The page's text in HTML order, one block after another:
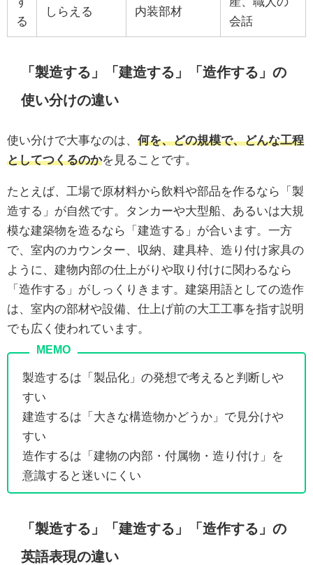
る
しらえる 内装部材
会話
「製造する」「建造する」「造作する」の
使い分けの違い
使い分けで大事なのは、 何を、どの規模で、どんな工程
としてつくるのかを見ることです。
たとえば、工場で原材料から飲料や部品を作るなら「製
造する」が自然です。タンカーや大型船、あるいは大規
模な建築物を造るなら「建造する」が合います。一方
で、室内のカウンター、収納、建具枠、造り付け家具の
ように、建物内部の仕上がりや取り付けに関わるなら
「造作する」がしっくりきます。建築用語としての造作
は、室内の部材や設備、仕上げ前の大工工事を指す説明
でも広く使われています。
製造するは「製品化」の発想で考えると判断しや
すい
建造するは「大きな構造物かどうか」で見分けや
すい
造作するは「建物の内部・付属物・造り付け」を
意識すると迷いにくい
「製造する」「建造する」「造作する」の
英語表現の違い